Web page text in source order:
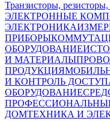
Транзисторы,
ЭЛЕКТРОННЫЕ
ЭЛЕКТРОНИКА
ПРИБОРЫ
ОБОРУДОВАНИЕ
И МАТЕРИАЛЫ
ПРОДУКЦИЯ
И КОНТРОЛЬ
ОБОРУДОВАНИЕ
ДОМТЕХНИКА И